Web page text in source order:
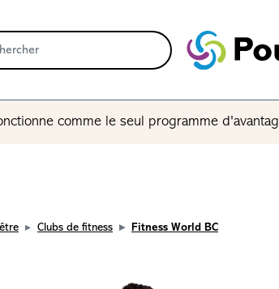
comme le seul programme
Clubs de fitness Fitness World BC